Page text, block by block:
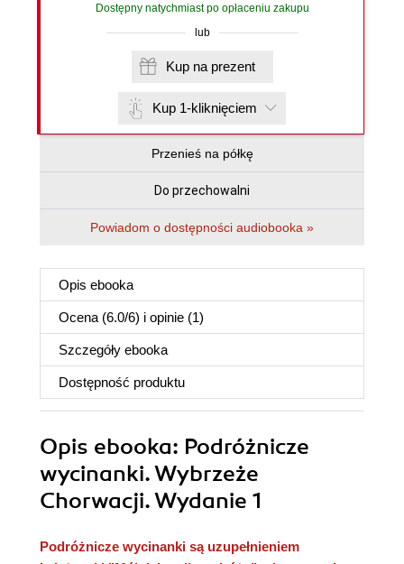
Dostępny natychmiast po opłaceniu zakupu
lub
Kup na prezent
Kup 1-kliknięciem
Przenieś na półkę
Do przechowalni
Powiadom o dostępności audiobooka »
Opis ebooka
Ocena (6.0/6) i opinie (1)
Szczegóły ebooka
Dostępność produktu
Opis ebooka: Podróżnicze
wycinanki. Wybrzeże
Chorwacji. Wydanie 1
Podróżnicze wycinanki są uzupełnieniem